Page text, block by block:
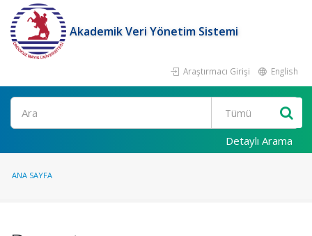
Akademik Veri Yönetim Sistemi
Araştırmacı Girişi English
Ara
Detaylı Arama
ANA SAYFA